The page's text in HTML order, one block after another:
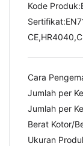
Kode
Cara
Jumlah per
Jumlah per
Berat Kotor/
Ukuran